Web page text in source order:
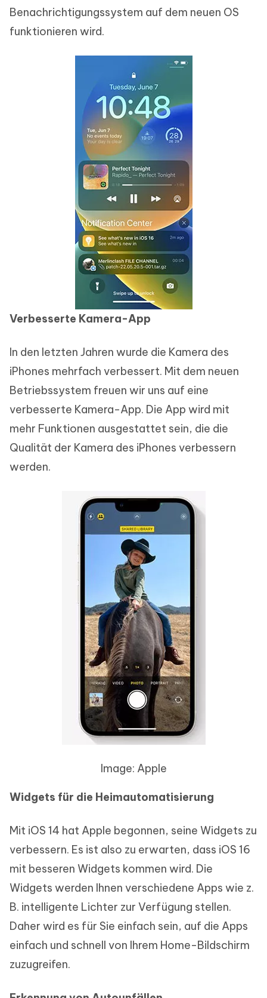
Benachrichtigungssystem auf dem neuen OS
funktionieren wird.
Verbesserte Kamera-App
In den letzten Jahren wurde die Kamera des
iPhones mehrfach verbessert. Mit dem neuen
Betriebssystem freuen wir uns auf eine
verbesserte Kamera-App. Die App wird mit
mehr Funktionen ausgestattet sein, die die
Qualität der Kamera des iPhones verbessern
werden.
Image: Apple
Widgets für die Heimautomatisierung
Mit iOS 14 hat Apple begonnen, seine Widgets zu
verbessern. Es ist also zu erwarten, dass iOS 16
mit besseren Widgets kommen wird. Die
Widgets werden Ihnen verschiedene Apps wie z.
B. intelligente Lichter zur Verfügung stellen.
Daher wird es für Sie einfach sein, auf die Apps
einfach und schnell von Ihrem Home-Bildschirm
zuzugreifen.